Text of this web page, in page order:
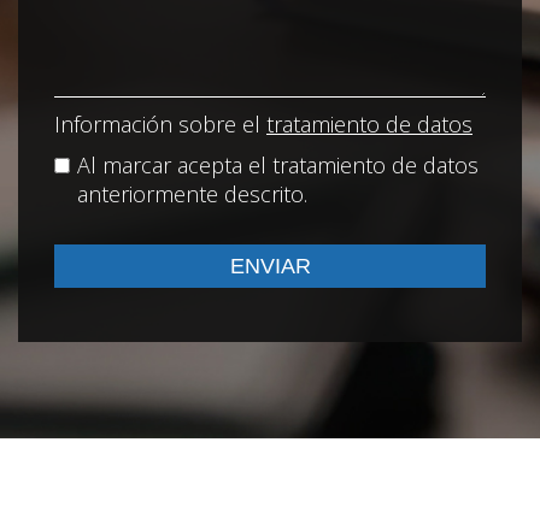
Información sobre el tratamiento de datos
Al marcar acepta el tratamiento de datos
anteriormente descrito.